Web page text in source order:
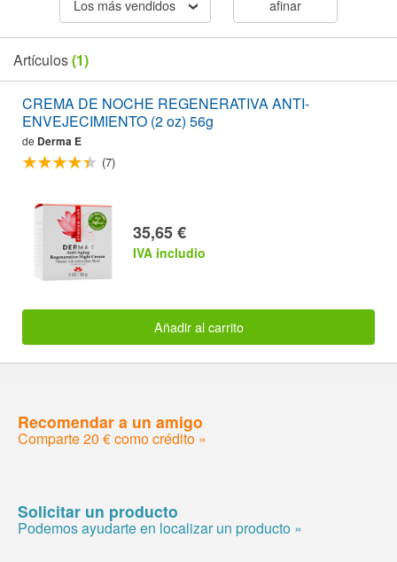
Los más vendidos afinar
Artículos(1)
CREMA DE NOCHE REGENERATIVA ANTI-
ENVEJECIMIENTO (2 oz) 56g
de Derma E
(7)
35,65 €
IVA includio
Añadir al carrito
Recomendar a un amigo
Comparte 20 € como crédito »
Solicitar un producto
Podemos ayudarte en localizar un producto »